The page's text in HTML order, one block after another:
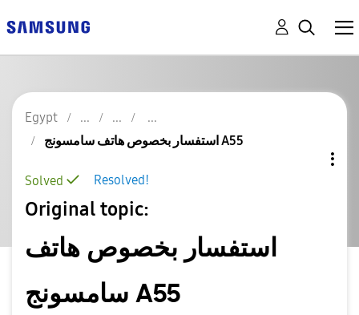
Egypt
استفسار بخصوص هاتف سامسونج A55
Resolved!
Solved
Original topic:
استفسار بخصوص هاتف
سامسونج A55